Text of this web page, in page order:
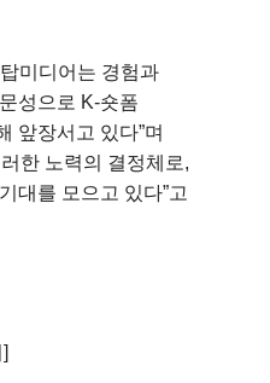
미디어는 경험과
성으로 K-숏폼
앞장서고 있다”며
러한 노력의 결정체로,
대를 모으고 있다”고